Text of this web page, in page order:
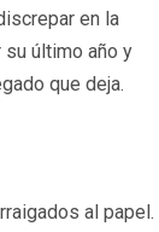
en la
último año y
que deja.
al papel.